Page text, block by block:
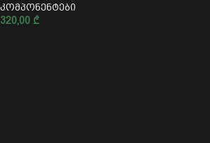
კომპონენტები
320,00 ₾